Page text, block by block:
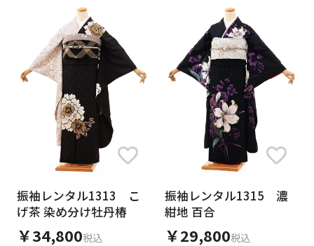
振袖レンタル1313 こ
げ茶 染め分け牡丹椿
￥34,800税込
振袖レンタル1315 濃
紺地 百合
￥29,800税込